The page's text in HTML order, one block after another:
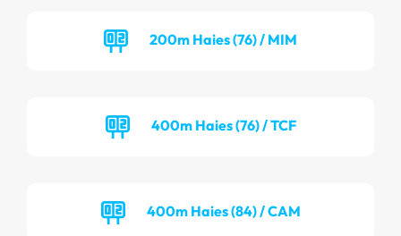
200m Haies (76) / MIM
400m Haies (76) / TCF
400m Haies (84) / CAM